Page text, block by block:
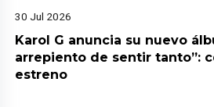
30 Jul 2026
Karol G anuncia su nuevo
arrepiento de sentir tanto”:
estreno